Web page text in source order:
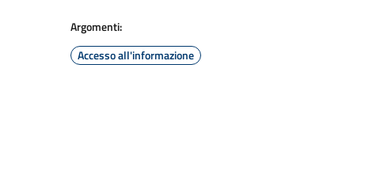
Argomenti:
Accesso all'informazione